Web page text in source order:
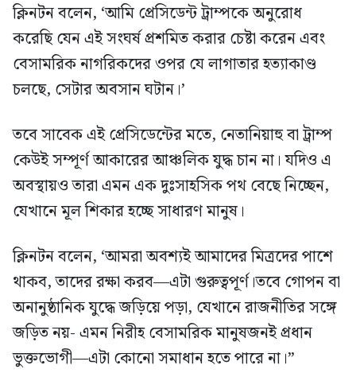
ক্লিনটন বলেন, ‘আমি প্রেসিডেন্ট ট্রাম্পকে অনুরোধ
করেছি যেন এই সংঘর্ষ প্রশমিত করার চেষ্টা করেন এবং
বেসামরিক নাগরিকদের ওপর যে লাগাতার হত্যাকাণ্ড
চলছে, সেটার অবসান ঘটান।’
তবে সাবেক এই প্রেসিডেন্টের মতে, নেতানিয়াহু বা ট্রাম্প
কেউই সম্পূর্ণ আকারের আঞ্চলিক যুদ্ধ চান না। যদিও এ
অবস্থায়ও তারা এমন এক দুঃসাহসিক পথ বেছে নিচ্ছেন,
যেখানে মূল শিকার হচ্ছে সাধারণ মানুষ।
ক্লিনটন বলেন, ‘আমরা অবশ্যই আমাদের মিত্রদের পাশে
থাকব, তাদের রক্ষা করব—এটা গুরুত্বপূর্ণ।তবে গোপন বা
অনানুষ্ঠানিক যুদ্ধে জড়িয়ে পড়া, যেখানে রাজনীতির সঙ্গে
জড়িত নয়- এমন নিরীহ বেসামরিক মানুষজনই প্রধান
ভুক্তভোগী—এটা কোনো সমাধান হতে পারে না।”